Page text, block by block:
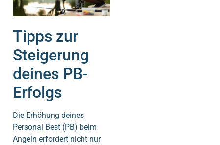
Tipps zur
Steigerung
deines PB-
Erfolgs
Die Erhöhung deines
Personal Best (PB) beim
Angeln erfordert nicht nur